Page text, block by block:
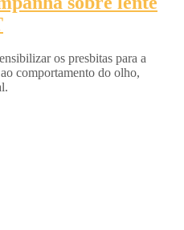
os presbitas para a
comportamento do olho,